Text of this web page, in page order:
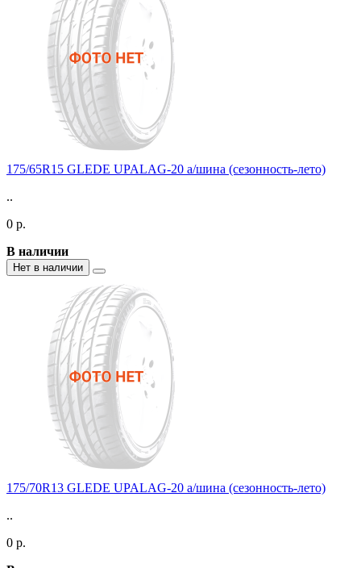
175/65R15 GLEDE UPALAG-20 а/шина (сезонность-лето)
..
0 р.
В наличии
Нет в наличии
175/70R13 GLEDE UPALAG-20 а/шина (сезонность-лето)
..
0 р.